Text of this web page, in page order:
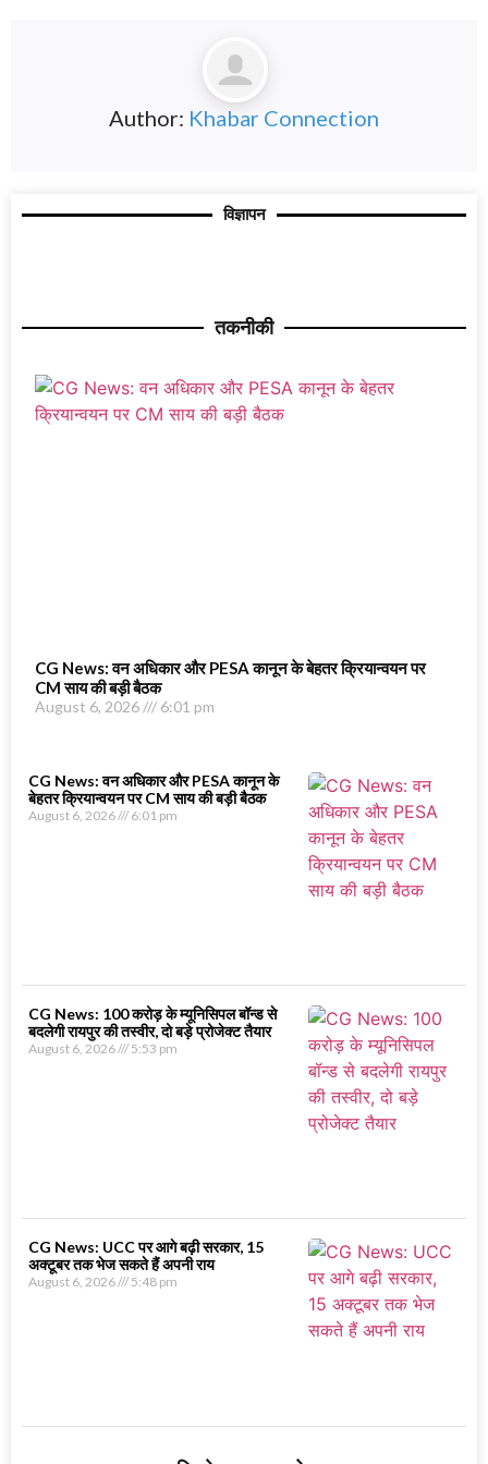
Author: Khabar Connection
विज्ञापन
तकनीकी
CG News: वन अधिकार और PESA कानून के बेहतर क्रियान्वयन पर
CM साय की बड़ी बैठक
August 6, 2026 6:01 pm
CG News: वन अधिकार और PESA कानून के
बेहतर क्रियान्वयन पर CM साय की बड़ी बैठक
August 6, 2026 6:01 pm
CG News: 100 करोड़ के म्यूनिसिपल बॉन्ड से
बदलेगी रायपुर की तस्वीर, दो बड़े प्रोजेक्ट तैयार
August 6, 2026 5:53 pm
CG News: UCC पर आगे बढ़ी सरकार, 15
अक्टूबर तक भेज सकते हैं अपनी राय
August 6, 2026 5:48 pm